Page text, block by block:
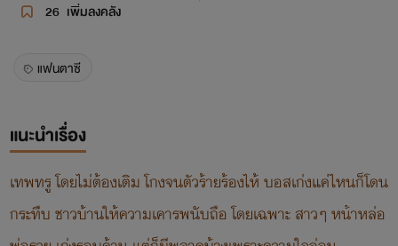
26 เพิ่มลงคลัง
แฟนตาซี
แนะนำเรื่อง
เทพทรู โดยไม่ต้องเติม โกงจนตัวร้ายร้องไห้ บอสเก่งแค่ไหนก็โดน
กระทืบ ชาวบ้านให้ความเคารพนับถือ โดยเฉพาะ สาวๆ หน้าหล่อ